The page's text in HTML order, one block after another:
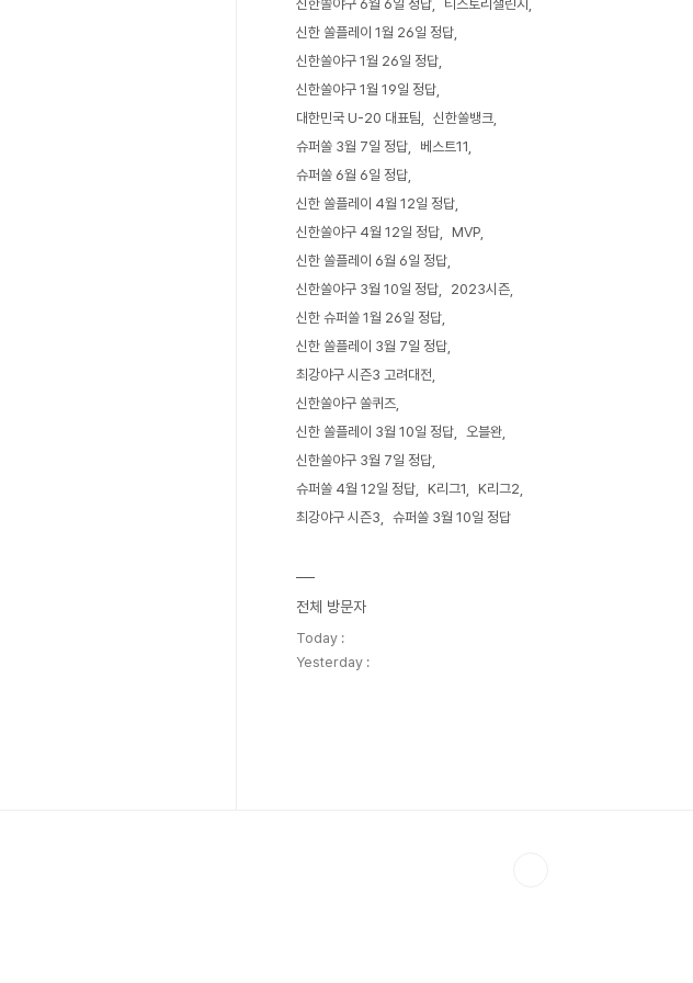
신한쏠야구 6월 6일 정답
티스토리챌린지
신한 쏠플레이 1월 26일 정답
신한쏠야구 1월 26일 정답
신한쏠야구 1월 19일 정답
대한민국 U-20 대표팀
신한쏠뱅크
슈퍼쏠 3월 7일 정답
베스트11
슈퍼쏠 6월 6일 정답
신한 쏠플레이 4월 12일 정답
신한쏠야구 4월 12일 정답
MVP
신한 쏠플레이 6월 6일 정답
신한쏠야구 3월 10일 정답
2023시즌
신한 슈퍼쏠 1월 26일 정답
신한 쏠플레이 3월 7일 정답
최강야구 시즌3 고려대전
신한쏠야구 쏠퀴즈
신한 쏠플레이 3월 10일 정답
오블완
신한쏠야구 3월 7일 정답
슈퍼쏠 4월 12일 정답
K리그1
K리그2
최강야구 시즌3
슈퍼쏠 3월 10일 정답
전체 방문자
Today :
Yesterday :